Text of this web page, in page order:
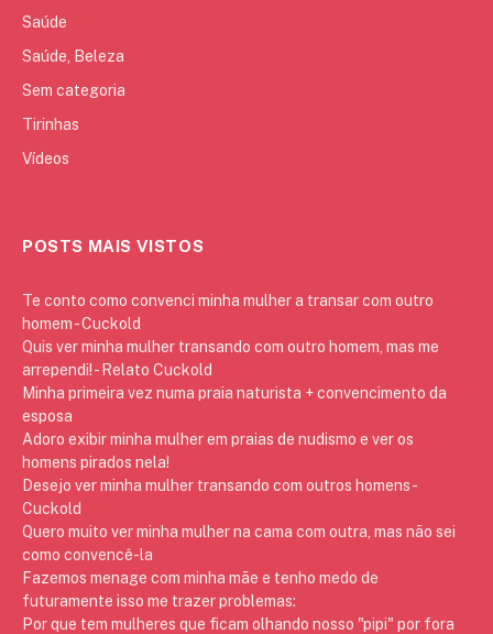
Saúde
Saúde, Beleza
Sem categoria
Tirinhas
Vídeos
POSTS MAIS VISTOS
Te conto como convenci minha mulher a transar com outro
homem - Cuckold
Quis ver minha mulher transando com outro homem, mas me
arrependi! - Relato Cuckold
Minha primeira vez numa praia naturista + convencimento da
esposa
Adoro exibir minha mulher em praias de nudismo e ver os
homens pirados nela!
Desejo ver minha mulher transando com outros homens -
Cuckold
Quero muito ver minha mulher na cama com outra, mas não sei
como convencê-la
Fazemos menage com minha mãe e tenho medo de
futuramente isso me trazer problemas:
Por que tem mulheres que ficam olhando nosso "pipi" por fora